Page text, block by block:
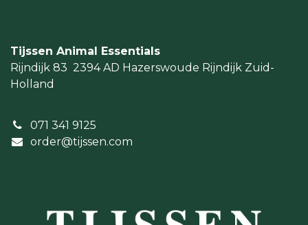
Tijssen Animal Essentials
Rijndijk 83 2394 AD Hazerswoude Rijndijk Zuid-
Holland
071 341 9125
order@tijssen.com